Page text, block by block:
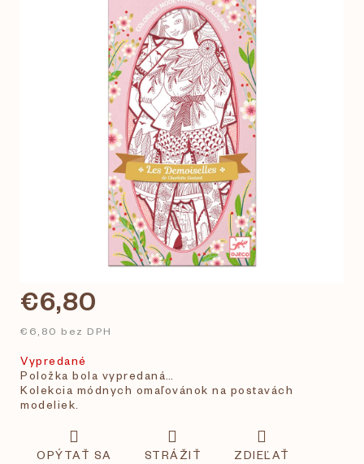
€6,80
€6,80 bez DPH
Vypredané
Položka bola vypredaná…
Kolekcia módnych omaľovánok na postavách
modeliek.
OPÝTAŤ SA STRÁŽIŤ ZDIEĽAŤ